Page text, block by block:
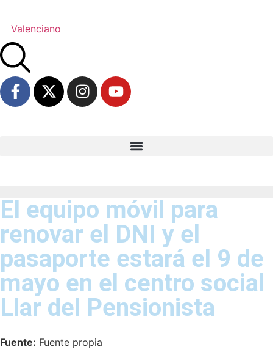
Valenciano
El equipo móvil para
renovar el DNI y el
pasaporte estará el 9 de
mayo en el centro social
Llar del Pensionista
Fuente: Fuente propia